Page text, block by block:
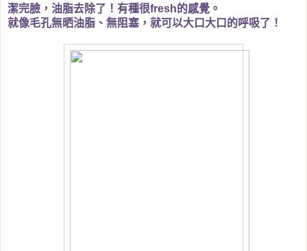
潔完臉，油脂去除了！有種很fresh的感覺。
就像毛孔無晒油脂、無阻塞，就可以大口大口的呼吸了！